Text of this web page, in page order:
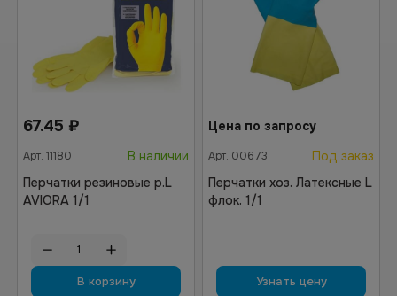
67.45 ₽
Арт. 11180
В наличии
Перчатки резиновые р.L
AVIORA 1/1
В корзину
Цена по запросу
Арт. 00673
Под заказ
Перчатки хоз. Латексные L
флок. 1/1
Узнать цену